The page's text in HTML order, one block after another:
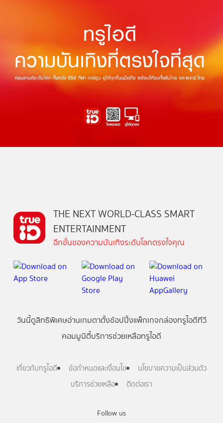
Follow us
THE NEXT WORLD-CLASS SMART
ENTERTAINMENT
อีกขั้นของความบันเทิงระดับโลกตรงใจคุณ
วันนี้ดูสิทธิพิเศษอ่านเกมตาตั้งช้อปปิ้งแพ็กเกจกล่องทรูไอดีทีวี
คอมมูนิตี้บริการช่วยเหลือทรูไอดี
เกี่ยวกับทรูไอดี ข้อกำหนดและเงื่อนไข
นโยบายความเป็นส่วนตัว
บริการช่วยเหลือ
ติดต่อเรา